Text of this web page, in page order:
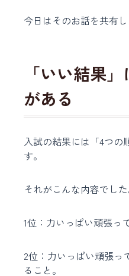
今日はそのお話を共有し
「いい結果
がある
入試の結果には「4つの
す。
それがこんな内容でした
1位：力いっぱい頑張っ
2位：力いっぱい頑張っ
ること。